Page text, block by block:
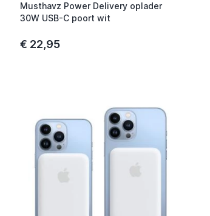
Musthavz Power Delivery oplader
30W USB-C poort wit
€ 22,95